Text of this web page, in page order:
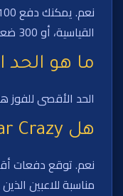
القياسية، أو 300 ضعف لنسخ السوبر مع فرص برية أفضل.
ما هو الحد
الحد الأقصى للفوز هو 3,900 ضعف إجمالي
هل Bear Crazy عالية التقلبات؟
نعم. توقع دفعات
مناسبة للاعبين